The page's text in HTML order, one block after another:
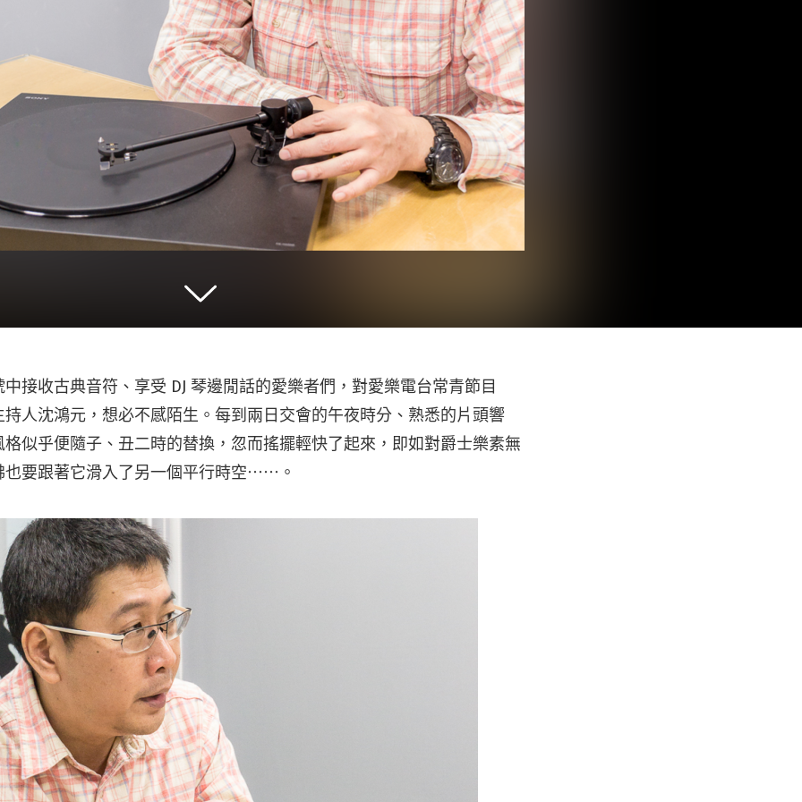
接收古典音符、享受 DJ 琴邊閒話的愛樂者們，對愛樂電台常青節目
人沈鴻元，想必不感陌生。每到兩日交會的午夜時分、熟悉的片頭響
似乎便隨子、丑二時的替換，忽而搖擺輕快了起來，即如對爵士樂素無
要跟著它滑入了另一個平行時空⋯⋯ 。